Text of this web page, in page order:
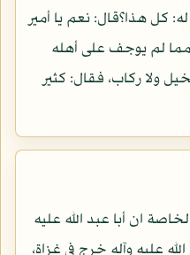
كل هذا؟قال: نعم يا أمير
مما لم يوجف على أهله
ولا ركاب، فقال: كثير
ان أبا عبد الله عليه
عليه وآله خرج في غزاة،